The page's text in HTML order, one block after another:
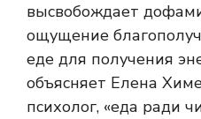
высвобождает
ощущение
еде для получения
объясняет Елена
психолог, «еда ради